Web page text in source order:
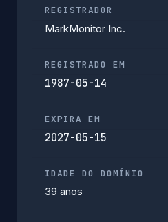
REGISTRADOR
MarkMonitor Inc.
REGISTRADO EM
1987-05-14
EXPIRA EM
2027-05-15
IDADE DO DOMÍNIO
39 anos